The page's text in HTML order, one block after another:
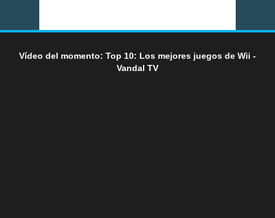
Vídeo del momento: Top 10: Los mejores juegos de Wii -
Vandal TV